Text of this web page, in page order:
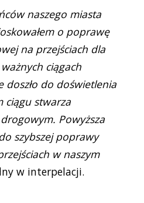
naszego miasta
o poprawę
na przejściach dla
ciągach
doszło do doświetlenia
ciągu stwarza
Powyższa
szybszej poprawy
w naszym
w interpelacji.